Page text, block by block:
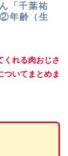
「千葉祐
年齢（生
くれる肉おじさ
ついて まとめま